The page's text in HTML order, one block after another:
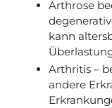
Arthrose
kann
Arthritis –
andere